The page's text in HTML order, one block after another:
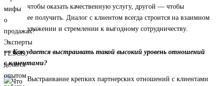
чтобы оказать качественную услугу, другой — чтобы
ее получить. Диалог с клиентом всегда строится на взаимном
уважении и стремлении к выгодному сотрудничеству.
— Как удается выстраивать такой высокий уровень отношений
с клиентами?
Выстраивание крепких партнерских отношений с клиентами